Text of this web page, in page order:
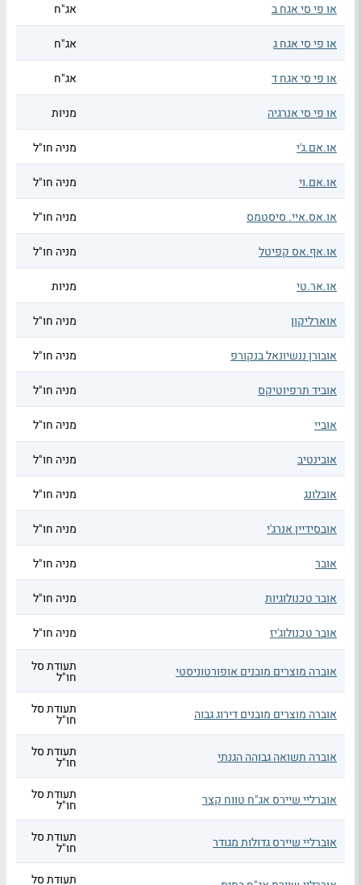
או פי סי אגח ב אג"ח
או פי סי אגח ג אג"ח
או פי סי אגח ד אג"ח
או פי סי אנרגיה מניות
או.אם.ג'י מניה חו"ל
או.אם.וי מניה חו"ל
או.אס.איי. סיסטמס מניה חו"ל
או.אף.אס קפיטל מניה חו"ל
או.אר.טי מניות
אוארליקון מניה חו"ל
אובורן ננשיונאל בנקורפ מניה חו"ל
אוביד תרפיוטיקס מניה חו"ל
אוביי מניה חו"ל
אובינטיב מניה חו"ל
אובלונג מניה חו"ל
אובסידיין אנרג'י מניה חו"ל
אובר מניה חו"ל
אובר טכנולוגיות מניה חו"ל
אובר טכנולוג'יז מניה חו"ל
אוברה מוצרים מובנים אופורטוניסטי תעודת סל
חו"ל
אוברה מוצרים מובנים דירוג גבוה תעודת סל
חו"ל
אוברה תשואה גבוהה הגנתי תעודת סל
חו"ל
אוברליי שיירס אג"ח טווח קצר תעודת סל
חו"ל
אוברליי שיירס גדולות מגודר תעודת סל
חו"ל
תעודת סל